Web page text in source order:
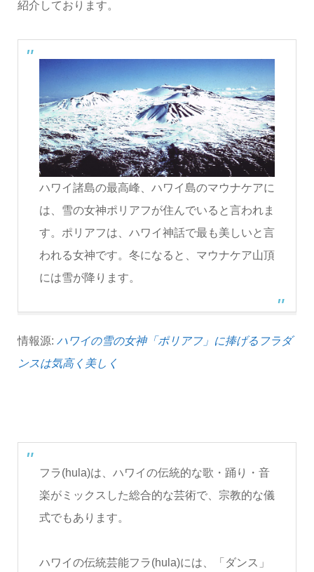
紹介しております。
ハワイ諸島の最高峰、ハワイ島のマウナケアに
は、雪の女神ポリアフが住んでいると言われま
す。ポリアフは、ハワイ神話で最も美しいと言
われる女神です。冬になると、マウナケア山頂
には雪が降ります。
情報源: ハワイの雪の女神「ポリアフ」に捧げるフラダ
ンスは気高く美しく
フラ(hula)は、ハワイの伝統的な歌・踊り・音
楽がミックスした総合的な芸術で、宗教的な儀
式でもあります。
ハワイの伝統芸能フラ(hula)には、「ダンス」